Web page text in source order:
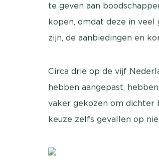
te geven aan
kopen, omdat deze in
zijn, de aanbiedingen en
Circa drie op de vijf
hebben aangepast,
vaker gekozen om dichter
keuze zelfs gevallen op